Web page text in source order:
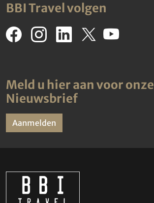
BBI Travel volgen
Meld u hier aan voor onze
Nieuwsbrief
Aanmelden